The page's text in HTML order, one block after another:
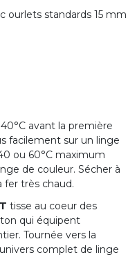
ourlets standards 15 mm
avant la première
facilement sur un linge
ou 60°C maximum
de couleur. Sécher à
fer très chaud.
tisse au coeur des
qui équipent
Tournée vers la
complet de linge